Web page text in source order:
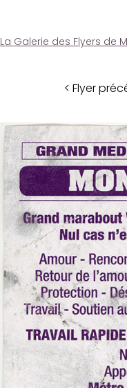
La Galerie des Flyers de
< Flyer